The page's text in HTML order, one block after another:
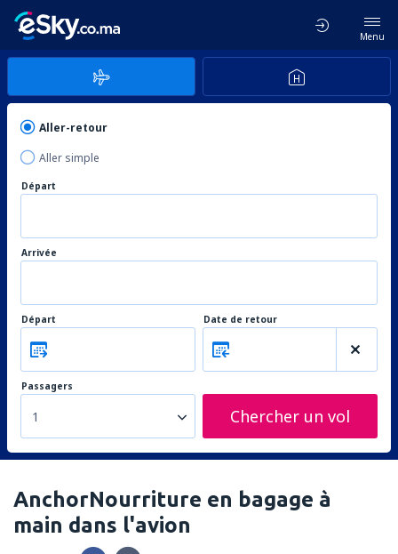
Menu
Aller-retour
Aller simple
Départ
Arrivée
Départ Date de retour
Passagers
1 Chercher un vol
AnchorNourriture en bagage à
main dans l'avion